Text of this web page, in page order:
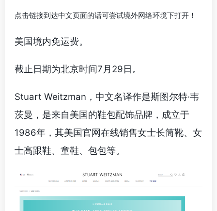
点击链接到达中文页面的话可尝试境外网络环境下打开！
美国境内免运费。
截止日期为北京时间7月29日。
Stuart Weitzman，中文名译作是斯图尔特·韦
茨曼，是来自美国的鞋包配饰品牌，成立于
1986年，其美国官网在线销售女士长筒靴、女
士高跟鞋、童鞋、包包等。